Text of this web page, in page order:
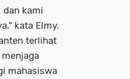
dan kami
kata Elmy.
terlihat
mahasiswa